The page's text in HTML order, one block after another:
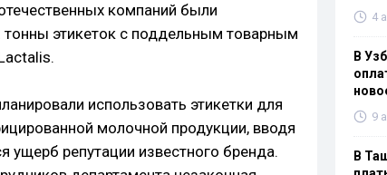
компаний были
этикеток с поддельным товарным
использовать этикетки для
молочной продукции, вводя
ущерб репутации известного бренда.
4
В
9
В